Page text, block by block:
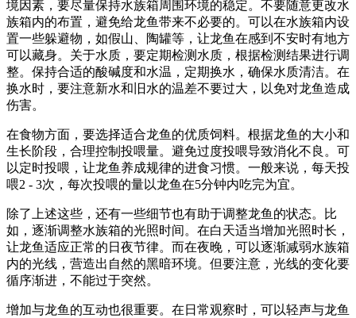
境因素，要尽量保持水族箱周围环境的稳定。不要随意更改水
族箱内的布置，避免给龙鱼带来不必要的。可以在水族箱内设
置一些躲避物，如假山、陶罐等，让龙鱼在感到不安时有地方
可以藏身。关于水质，要定期检测水质，根据检测结果进行调
整。保持合适的酸碱度和水温，定期换水，确保水质清洁。在
换水时，要注意新水和旧水的温差不要过大，以免对龙鱼造成
伤害。
在食物方面，要选择适合龙鱼的优质饲料。根据龙鱼的大小和
生长阶段，合理控制投喂量。避免过度投喂导致消化不良。可
以定时投喂，让龙鱼养成规律的进食习惯。一般来说，每天投
喂2 - 3次，每次投喂的量以龙鱼在5分钟内吃完为宜。
除了上述这些，还有一些细节也有助于调整龙鱼的状态。比
如，逐渐调整水族箱的光照时间。在白天适当增加光照时长，
让龙鱼适应正常的日夜节律。而在夜晚，可以逐渐减弱水族箱
内的光线，营造出自然的黑暗环境。但要注意，光线的变化要
循序渐进，不能过于突然。
增加与龙鱼的互动也很重要。在日常观察时，可以轻声与龙鱼